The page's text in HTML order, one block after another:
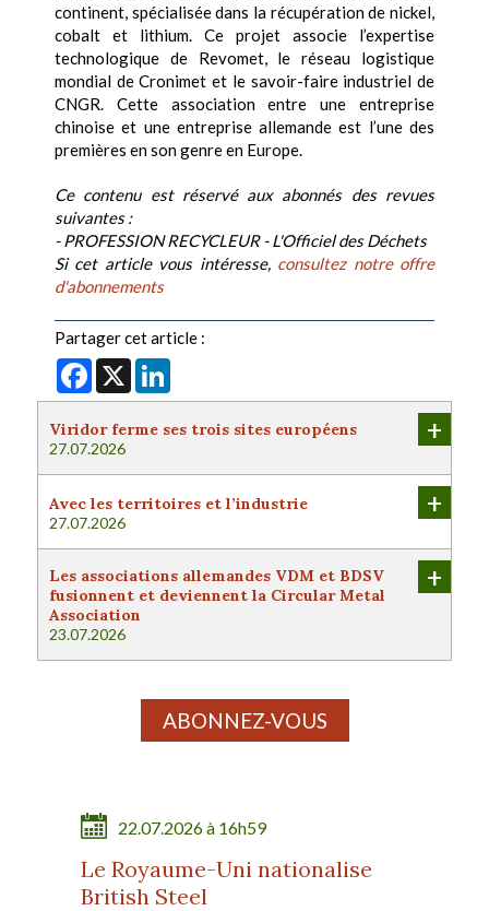
continent, spécialisée dans la récupération de nickel,
cobalt et lithium. Ce projet associe l’expertise
technologique de Revomet, le réseau logistique
mondial de Cronimet et le savoir-faire industriel de
CNGR. Cette association entre une entreprise
chinoise et une entreprise allemande est l’une des
premières en son genre en Europe.
Ce contenu est réservé aux abonnés des revues
suivantes :
- PROFESSION RECYCLEUR - L'Officiel des Déchets
Si cet article vous intéresse, consultez notre offre
d'abonnements
Partager cet article :
Facebook
X
Viridor ferme ses trois sites européens
27.07.2026
+
Avec les territoires et l’industrie
27.07.2026
+
Les associations allemandes VDM et BDSV
fusionnent et deviennent la Circular Metal
Association
23.07.2026
+
ABONNEZ-VOUS
22.07.2026 à 16h59
Le Royaume-Uni nationalise
British Steel